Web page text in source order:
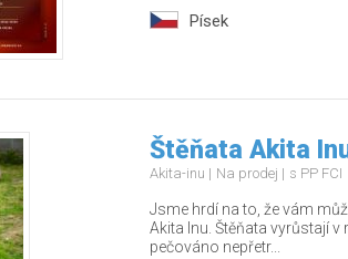
Písek
Štěňata Akita
Akita-inu Na prodej s PP FCI
Jsme hrdí na to, že vám
Akita Inu. Štěňata vyrůstají
pečováno nepřetr...